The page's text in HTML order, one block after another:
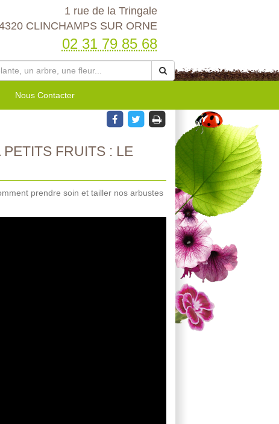
1 rue de la Tringale
CLINCHAMPS SUR ORNE
02 31 79 85 68
Nous Contacter
FRUITS : LE
prendre soin et tailler nos arbustes